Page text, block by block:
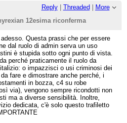
Reply| Threaded
More
12esima riconferma
Questa prassi che per essere
dal ruolo di admin serva un uso
è stupida sotto ogni punto di vista.
perché praticamente il ruolo da
o impazzisci o usi criminosi dei
fare e dimostrare anche perché, i
in bozza, c4 su robe
via), vengono sempre ricondotti non
ma a diverse sensibilità. Inoltre,
dedicata, c'è solo questo trafiletto